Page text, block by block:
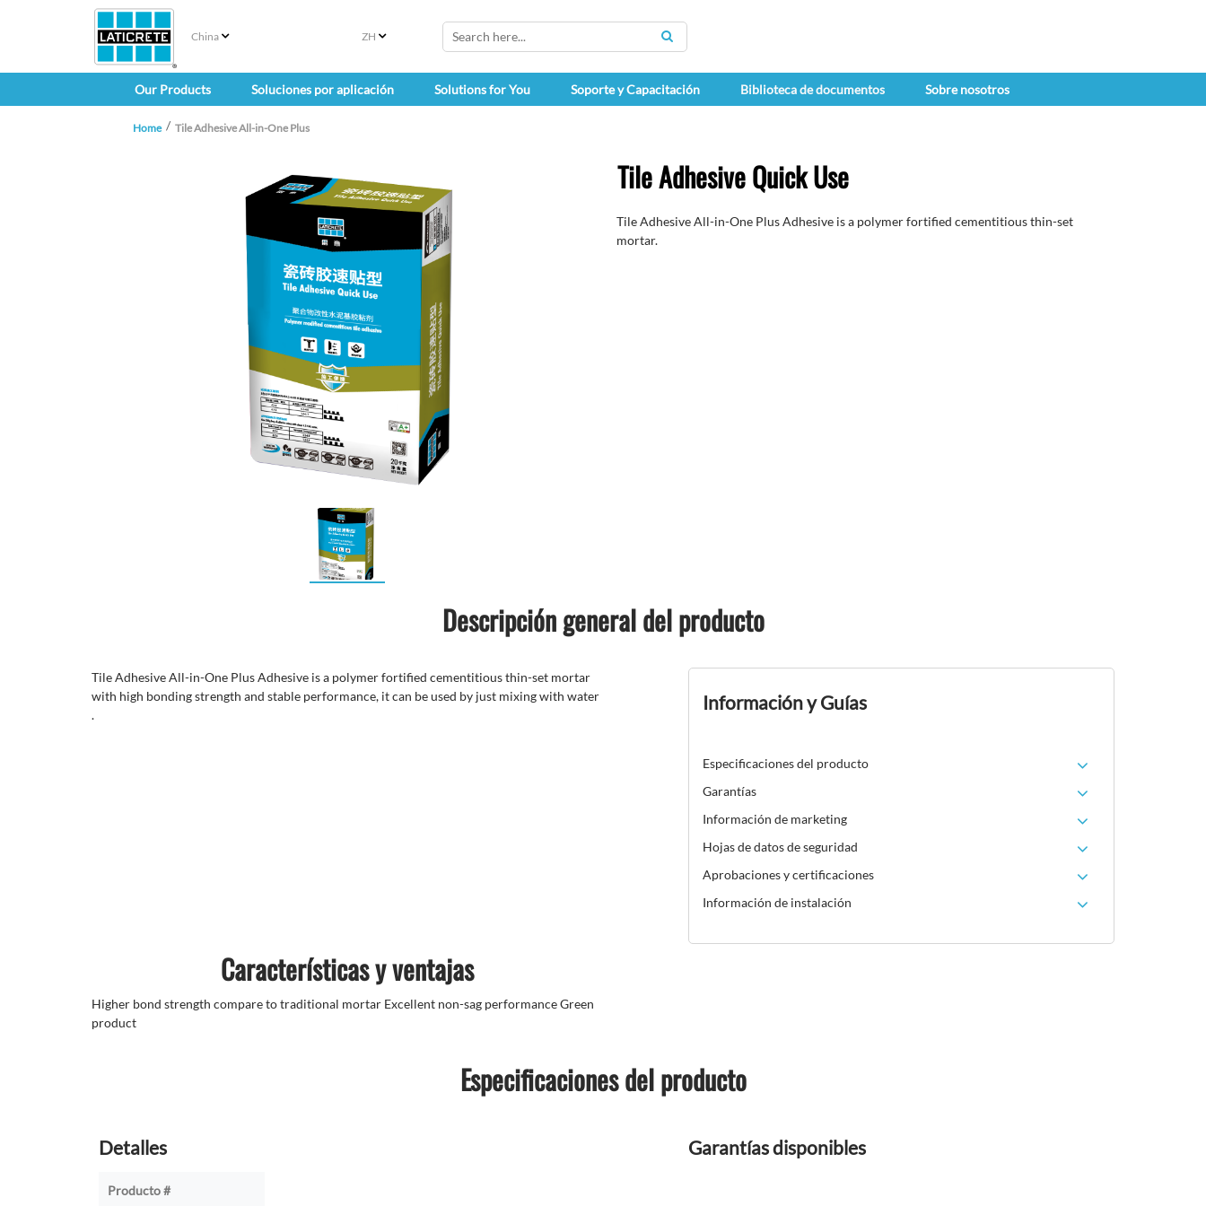
China ZH
SEARCH
Our Products Soluciones por aplicación Solutions for You Soporte y Capacitación Biblioteca de documentos Sobre nosotros
Home Tile Adhesive All-in-One Plus
Tile Adhesive Quick Use
Tile Adhesive All-in-One Plus Adhesive is a polymer fortified cementitious thin-set
mortar.
Descripción general del producto
Tile Adhesive All-in-One Plus Adhesive is a polymer fortified cementitious thin-set mortar
with high bonding strength and stable performance, it can be used by just mixing with water
.
Información y Guías
Especificaciones del producto
Garantías
Información de marketing
Hojas de datos de seguridad
Aprobaciones y certificaciones
Información de instalación
Características y ventajas
Higher bond strength compare to traditional mortar Excellent non-sag performance Green
product
Especificaciones del producto
Detalles
Producto #
Garantías disponibles